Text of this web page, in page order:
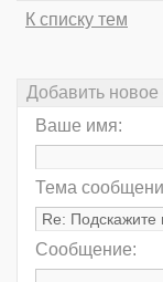
К списку тем
Добавить
Ваше имя:
Тема
Сообщение: